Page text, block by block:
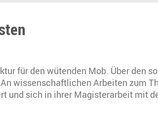
für den wütenden Mob. Über den
wissenschaftlichen Arbeiten zum
und sich in ihrer Magisterarbeit mit